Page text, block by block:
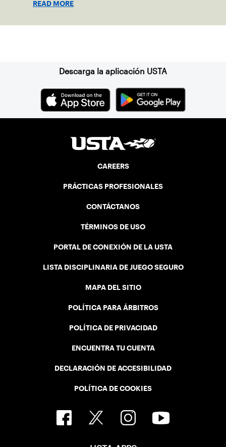
READ MORE
Descarga la aplicación USTA
CAREERS
PRÁCTICAS PROFESIONALES
CONTÁCTANOS
TÉRMINOS DE USO
PORTAL DE CONEXIÓN DE LA USTA
LISTA DISCIPLINARIA DE JUEGO SEGURO
MAPA DEL SITIO
POLÍTICA PARA ÁRBITROS
POLÍTICA DE PRIVACIDAD
ENCUENTRA TU CUENTA
DECLARACIÓN DE ACCESIBILIDAD
POLÍTICA DE COOKIES